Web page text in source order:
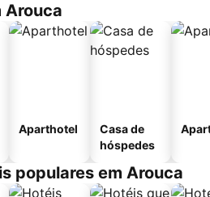
Arouca
Aparthotel
Casa de
hóspedes
populares em Arouca